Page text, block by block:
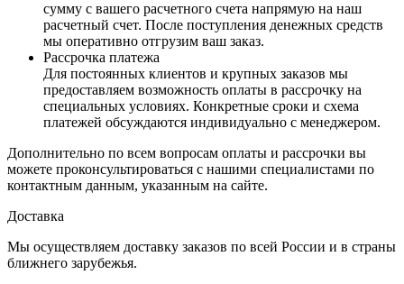
сумму с вашего расчетного счета напрямую на наш
расчетный счет. После поступления денежных средств
мы оперативно отгрузим ваш заказ.
Рассрочка платежа
Для постоянных клиентов и крупных заказов мы
предоставляем возможность оплаты в рассрочку на
специальных условиях. Конкретные сроки и схема
платежей обсуждаются индивидуально с менеджером.
Дополнительно по всем вопросам оплаты и рассрочки вы
можете проконсультироваться с нашими специалистами по
контактным данным, указанным на сайте.
Доставка
Мы осуществляем доставку заказов по всей России и в страны
ближнего зарубежья.